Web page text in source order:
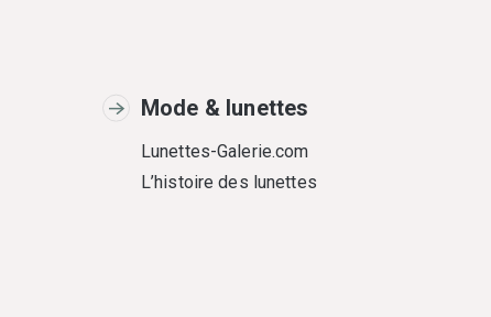
Mode & lunettes
Lunettes-Galerie.com
L’histoire des lunettes